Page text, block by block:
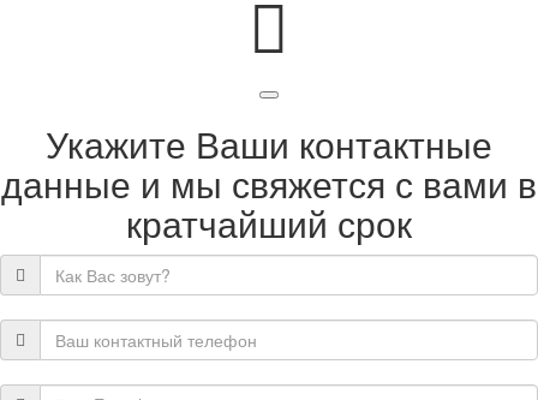
Укажите Ваши контактные
данные и мы свяжется с вами в
кратчайший срок